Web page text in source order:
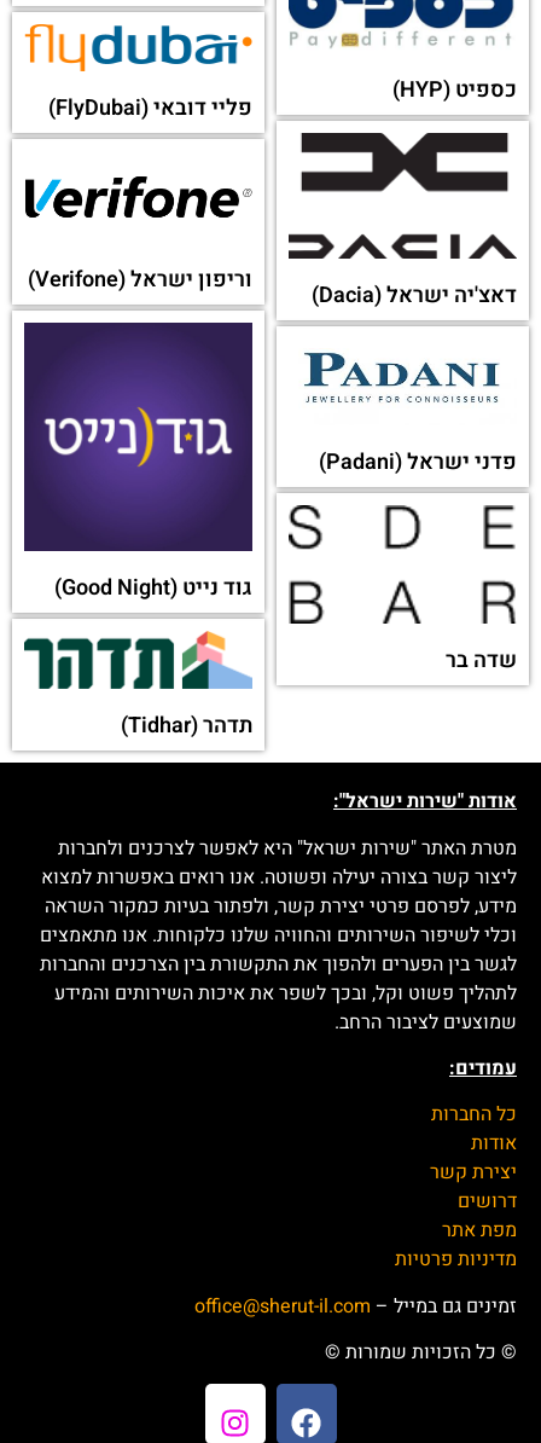
כספיט (HYP)
פליי דובאי (FlyDubai)
דאצ'יה ישראל (Dacia) וריפון ישראל (Verifone)
פדני ישראל (Padani)
גוד נייט (Good Night)
שדה בר
תדהר (Tidhar)
אודות "שירות ישראל":
מטרת האתר "שירות ישראל" היא לאפשר לצרכנים ולחברות
ליצור קשר בצורה יעילה ופשוטה. אנו רואים באפשרות למצוא
מידע, לפרסם פרטי יצירת קשר, ולפתור בעיות כמקור השראה
וכלי לשיפור השירותים והחוויה שלנו כלקוחות. אנו מתאמצים
לגשר בין הפערים ולהפוך את התקשורת בין הצרכנים והחברות
לתהליך פשוט וקל, ובכך לשפר את איכות השירותים והמידע
שמוצעים לציבור הרחב.
עמודים:
כל החברות
אודות
יצירת קשר
דרושים
מפת אתר
מדיניות פרטיות
זמינים גם במייל – office@sherut-il.com
© כל הזכויות שמורות ©